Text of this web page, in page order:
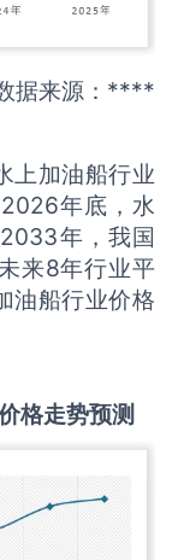
据来源：****
上加油船行业
年底，水
年，我国
来8年行业平
油船行业价格
格走势预测